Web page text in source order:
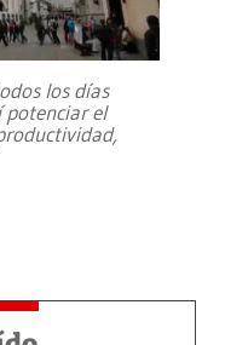
los días
potenciar el